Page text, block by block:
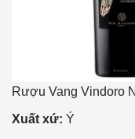
Rượu Vang Vindoro
Xuất xứ: Ý